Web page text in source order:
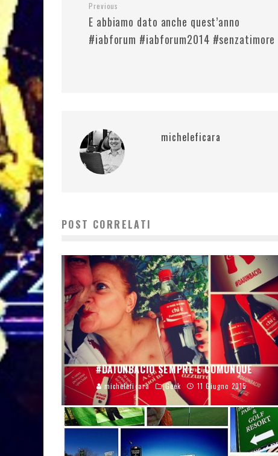
Previous
E abbiamo dato anche quest’anno
#iabforum #iabforum2014 #senzatimore
micheleficara
POST CORRELATI
#DAIUNBACIO SEMPRE E COMUNQUE
micheleficara Geek 11 Giugno 2015